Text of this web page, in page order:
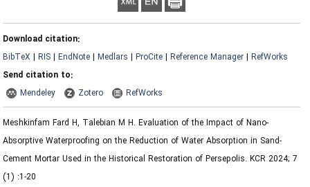
Download citation:
BibTeX |RIS |EndNote |Medlars |ProCite |Reference Manager |RefWorks
Send citation to:
Mendeley
Zotero RefWorks
Meshkinfam Fard H, Talebian M H. Evaluation of the Impact of Nano-
Absorptive Waterproofing on the Reduction of Water Absorption in Sand-
Cement Mortar Used in the Historical Restoration of Persepolis. KCR 2024; 7
(1) :1-20